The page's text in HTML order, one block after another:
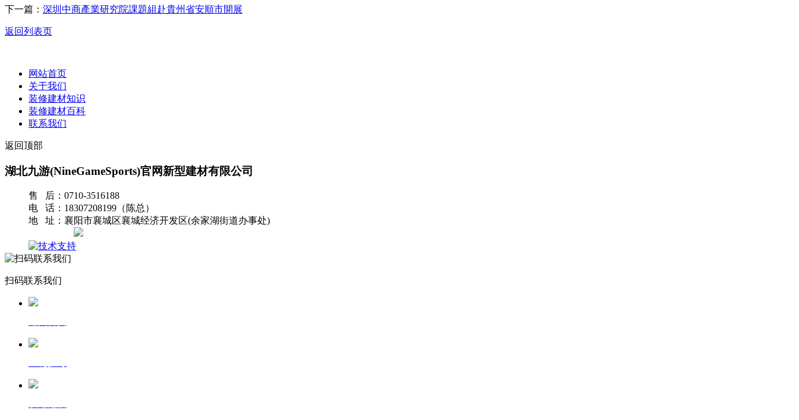
下一篇： 深圳中商產業研究院課題組赴貴州省安順市開展
返回列表页
网站首页
关于我们
装修建材知识
装修建材百科
联系我们
返回顶部
湖北九游(NineGameSports)官网新型建材有限公司
售 后：0710-3516188
电 话：18307208199（陈总）
地 址：襄阳市襄城区襄城经济开发区(余家湖街道办事处)
扫码联系我们